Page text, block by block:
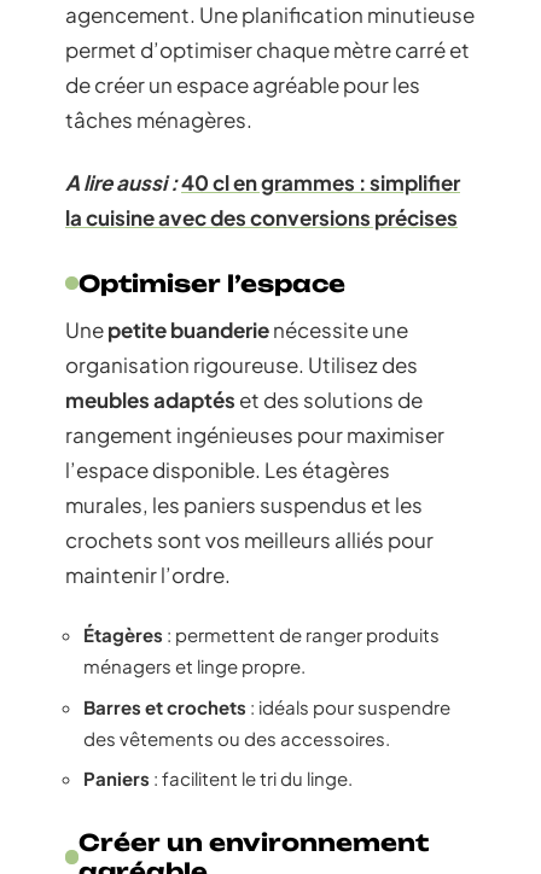
agencement. Une planification minutieuse
permet d’optimiser chaque mètre carré et
de créer un espace agréable pour les
tâches ménagères.
A lire aussi :40 cl en grammes : simplifier
la cuisine avec des conversions précises
Optimiser l’espace
Unepetite buanderienécessite une
organisation rigoureuse. Utilisez des
meubles adaptés et des solutions de
rangement ingénieuses pour maximiser
l’espace disponible. Les étagères
murales, les paniers suspendus et les
crochets sont vos meilleurs alliés pour
maintenir l’ordre.
Étagères : permettent de ranger produits
ménagers et linge propre.
Barres et crochets : idéals pour suspendre
des vêtements ou des accessoires.
Paniers : facilitent le tri du linge.
Créer un environnement